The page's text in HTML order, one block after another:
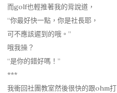
而golf也輕推著我的背說道，
“你最好快一點，你是社長耶，
可不應該遲到的哦。”
哦我操？
“是你的錯好嗎！”
***
我衝回社團教室然後很快的跟ohm打